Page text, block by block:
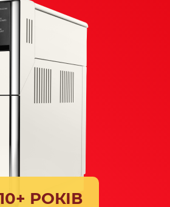
досвіду ремонту